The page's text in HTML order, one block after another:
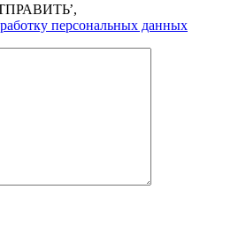
персональных данных